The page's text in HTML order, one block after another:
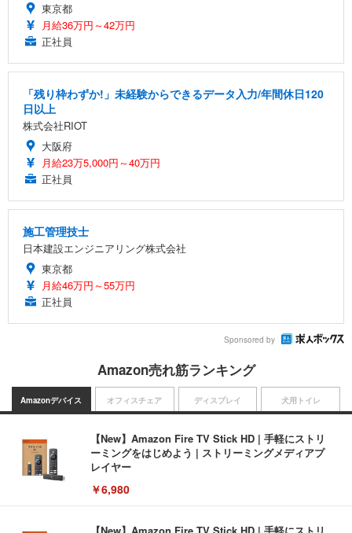
東京都
月給36万円～42万円
正社員
「残り枠わずか!」未経験からできるデータ入力/年間休日120
日以上
株式会社RIOT
大阪府
月給23万5,000円～40万円
正社員
施工管理技士
日本建設エンジニアリング株式会社
東京都
月給46万円～55万円
正社員
Sponsored by
Amazon売れ筋ランキング
Amazonデバイス
【New】Amazon Fire TV Stick HD | 手軽にストリ
ーミングをはじめよう | ストリーミングメディアプ
レイヤー
￥6,980
オフィスチェア ディスプレイ 犬用トイレ